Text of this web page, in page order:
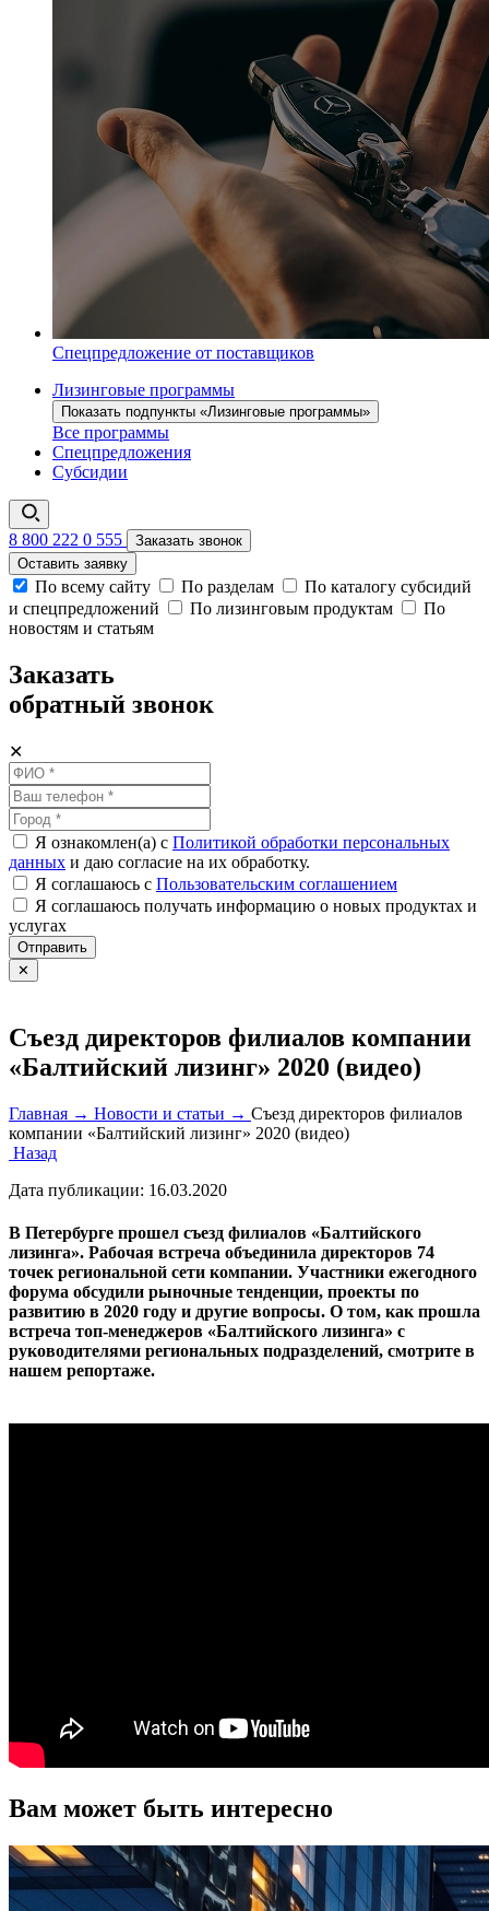
Спецпредложение от поставщиков
Лизинговые программы
Показать подпункты «Лизинговые программы»
Все программы
Спецпредложения
Субсидии
8 800 222 0 555
Заказать звонок
Оставить заявку
По всему сайту По разделам
По каталогу субсидий
и спецпредложений
По лизинговым продуктам
По
новостям и статьям
Заказать
обратный звонок
✕
Я ознакомлен(а) с Политикой обработки персональных
данных и даю согласие на их обработку.
Я соглашаюсь c Пользовательским соглашением
Я соглашаюсь получать информацию о новых продуктах и
услугах
Отправить
✕
Съезд директоров филиалов компании
«Балтийский лизинг» 2020 (видео)
Главная → Новости и статьи → Съезд директоров филиалов
компании «Балтийский лизинг» 2020 (видео)
Назад
Дата публикации: 16.03.2020
В Петербурге прошел съезд филиалов «Балтийского
лизинга». Рабочая встреча объединила директоров 74
точек региональной сети компании. Участники ежегодного
форума обсудили рыночные тенденции, проекты по
развитию в 2020 году и другие вопросы. О том, как прошла
встреча топ-менеджеров «Балтийского лизинга» с
руководителями региональных подразделений, смотрите в
нашем репортаже.
Вам может быть интересно